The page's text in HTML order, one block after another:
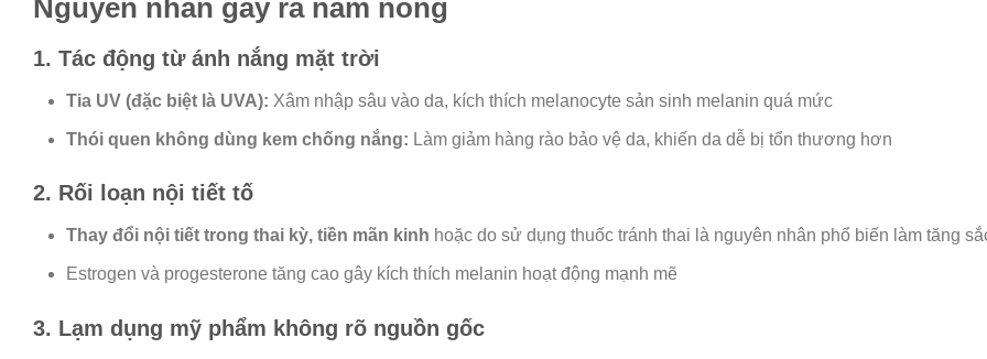
Nguyên nhân gây ra nám nông
1. Tác động từ ánh nắng mặt trời
Tia UV (đặc biệt là UVA): Xâm nhập sâu vào da, kích thích melanocyte sản sinh melanin quá mức
Thói quen không dùng kem chống nắng: Làm giảm hàng rào bảo vệ da, khiến da dễ bị tổn thương hơn
2. Rối loạn nội tiết tố
Thay đổi nội tiết trong thai kỳ, tiền mãn kinh hoặc do sử dụng thuốc tránh thai là nguyên nhân phổ biến làm tăng
Estrogen và progesterone tăng cao gây kích thích melanin hoạt động mạnh mẽ
3. Lạm dụng mỹ phẩm không rõ nguồn gốc